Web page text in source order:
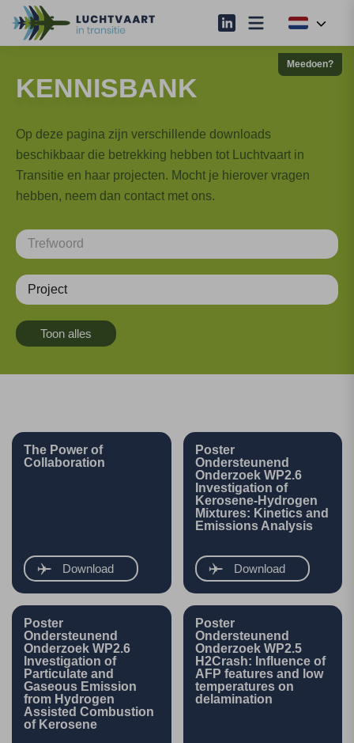
Meedoen?
KENNISBANK
Op deze pagina zijn verschillende downloads
beschikbaar die betrekking hebben tot Luchtvaart in
Transitie en haar projecten. Mocht je hierover vragen
hebben, neem dan contact met ons.
Project
The Power of
Collaboration
Download
Poster
Ondersteunend
Onderzoek WP2.6
Investigation of
Kerosene-Hydrogen
Mixtures: Kinetics and
Emissions Analysis
Download
Poster
Ondersteunend
Onderzoek WP2.6
Investigation of
Particulate and
Gaseous Emission
from Hydrogen
Assisted Combustion
of Kerosene
Poster
Ondersteunend
Onderzoek WP2.5
H2Crash: Influence of
AFP features and low
temperatures on
delamination